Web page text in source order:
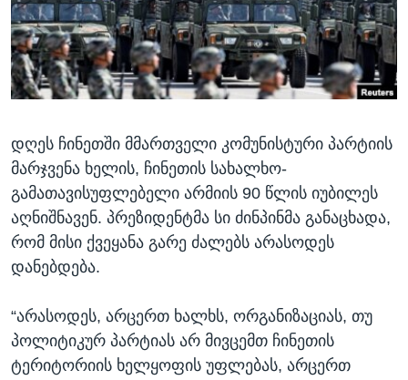
ᲡᲢᲣᲓᲘᲐ ᲕᲐᲨᲘᲜᲒᲢᲝᲜᲘ
ᲔᲙᲝᲜᲝᲛᲘᲙᲐ
ᲯᲐᲜᲛᲠᲗᲔᲚᲝᲑᲐ
ᲛᲔᲪᲜᲘᲔᲠᲔᲑᲐ
ᲙᲣᲚᲢᲣᲠᲐ
ᲒᲐᲚᲘᲚᲔᲝ
ᲓᲔᲖᲘᲜᲤᲝᲠᲛᲐᲪᲘᲐ
Learning English
ᲗᲕᲐᲚᲘ ᲒᲕᲐᲓᲔᲕᲜᲔᲗ
ენები
დღეს ჩინეთში მმართველი კომუნისტური პარტიის
მარჯვენა ხელის, ჩინეთის სახალხო-
გამათავისუფლებელი არმიის 90 წლის იუბილეს
აღნიშნავენ. პრეზიდენტმა სი ძინპინმა განაცხადა,
რომ მისი ქვეყანა გარე ძალებს არასოდეს
დანებდება.
“არასოდეს, არცერთ ხალხს, ორგანიზაციას, თუ
პოლიტიკურ პარტიას არ მივცემთ ჩინეთის
ტერიტორიის ხელყოფის უფლებას, არცერთ